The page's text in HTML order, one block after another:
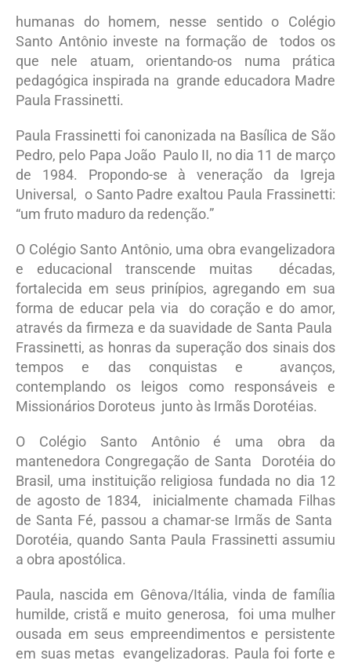
humanas do homem, nesse sentido o Colégio
Santo Antônio investe na formação de todos os
que nele atuam, orientando-os numa prática
pedagógica inspirada na grande educadora Madre
Paula Frassinetti.
Paula Frassinetti foi canonizada na Basílica de São
Pedro, pelo Papa João Paulo II, no dia 11 de março
de 1984. Propondo-se à veneração da Igreja
Universal, o Santo Padre exaltou Paula Frassinetti:
“um fruto maduro da redenção.”
O Colégio Santo Antônio, uma obra evangelizadora
e educacional transcende muitas décadas,
fortalecida em seus prinípios, agregando em sua
forma de educar pela via do coração e do amor,
através da firmeza e da suavidade de Santa Paula
Frassinetti, as honras da superação dos sinais dos
tempos e das conquistas e avanços,
contemplando os leigos como responsáveis e
Missionários Doroteus junto às Irmãs Dorotéias.
O Colégio Santo Antônio é uma obra da
mantenedora Congregação de Santa Dorotéia do
Brasil, uma instituição religiosa fundada no dia 12
de agosto de 1834, inicialmente chamada Filhas
de Santa Fé, passou a chamar-se Irmãs de Santa
Dorotéia, quando Santa Paula Frassinetti assumiu
a obra apostólica.
Paula, nascida em Gênova/Itália, vinda de família
humilde, cristã e muito generosa, foi uma mulher
ousada em seus empreendimentos e persistente
em suas metas evangelizadoras. Paula foi forte e